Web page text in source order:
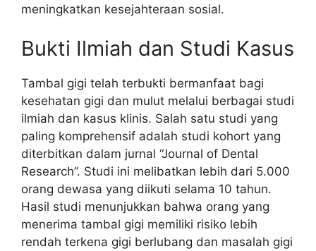
meningkatkan kesejahteraan sosial.
Bukti Ilmiah dan Studi Kasus
Tambal gigi telah terbukti bermanfaat bagi
kesehatan gigi dan mulut melalui berbagai studi
ilmiah dan kasus klinis. Salah satu studi yang
paling komprehensif adalah studi kohort yang
diterbitkan dalam jurnal “Journal of Dental
Research”. Studi ini melibatkan lebih dari 5.000
orang dewasa yang diikuti selama 10 tahun.
Hasil studi menunjukkan bahwa orang yang
menerima tambal gigi memiliki risiko lebih
rendah terkena gigi berlubang dan masalah gigi